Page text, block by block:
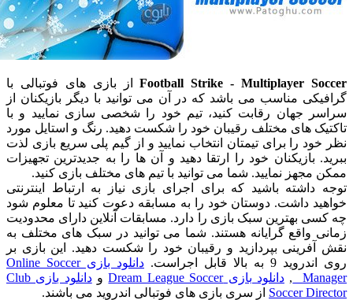
Football Strike - Multiplayerاز بازی های فوتبالی با
مناسب می باشد که در آن می توانید با دیگر بازیکنان از
جهان رقابت کنید، تیم خود را شخصی سازی نمایید و با
های مختلف رقیبان خود را شکست دهید. رنگ و استایل مورد
را برای تیمتان انتخاب نمایید و از گیم پلی سریع بازی لذت
بازیکنان خود را ارتقا دهید و آن ها را به جدیدترین تجهیزات
نمایید. شما می توانید با تیم های مختلف بازی کنید.
باشید که برای اجرای بازی نیاز به ارتباط اینترنتی
داشت. دوستان خود را به مسابقه دعوت کنید تا معلوم شود
بهترین سبک بازی را دارد. مسابقات آنلاین دارای محدودیت
واقع گرایانه هستند. شما می توانید در سبک های مختلف به
بپردازید و رقیبان خود را شکست دهید. این بازی بر
بالا قابل اجراست.
دانلود بازی Online Soccer
,دانلود بازی Dream League Soccer و
دانلود بازی Club
Soccerاز سری بازی های فوتبالی اندروید می باشند.